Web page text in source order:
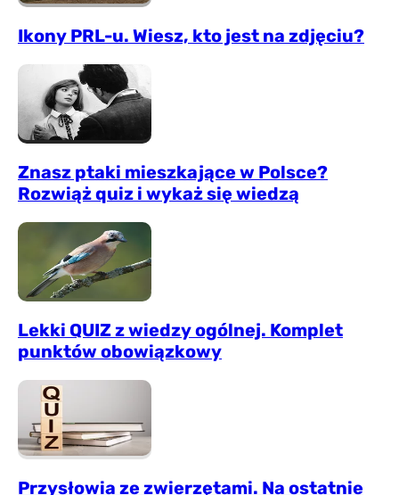
Ikony PRL-u. Wiesz, kto jest na zdjęciu?
Znasz ptaki mieszkające w Polsce?
Rozwiąż quiz i wykaż się wiedzą
Lekki QUIZ z wiedzy ogólnej. Komplet
punktów obowiązkowy
Przysłowia ze zwierzętami. Na ostatnie